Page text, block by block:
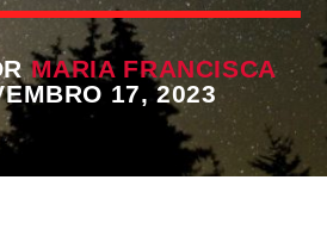
MARIA FRANCISCA
17, 2023